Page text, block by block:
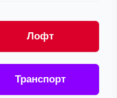
Лофт
Транспорт